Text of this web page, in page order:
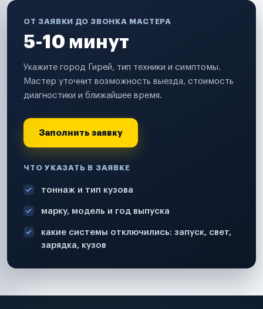
ОТ ЗАЯВКИ ДО ЗВОНКА МАСТЕРА
5-10 минут
Укажите город Гирей, тип техники и симптомы.
Мастер уточнит возможность выезда, стоимость
диагностики и ближайшее время.
Заполнить заявку
ЧТО УКАЗАТЬ В ЗАЯВКЕ
тоннаж и тип кузова
марку, модель и год выпуска
какие системы отключились: запуск, свет,
зарядка, кузов